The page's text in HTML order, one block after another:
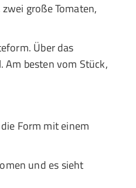
große Tomaten,
Über das
Am besten vom Stück,
Form mit einem
und es sieht